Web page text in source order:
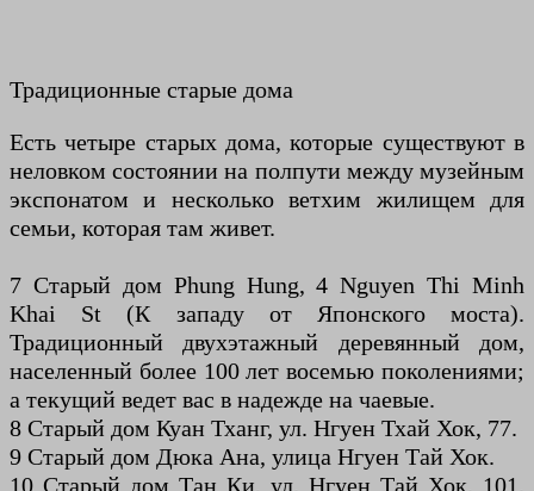
Традиционные старые дома
Есть четыре старых дома, которые существуют в
неловком состоянии на полпути между музейным
экспонатом и несколько ветхим жилищем для
семьи, которая там живет.
7 Старый дом Phung Hung, 4 Nguyen Thi Minh
Khai St (К западу от Японского моста).
Традиционный двухэтажный деревянный дом,
населенный более 100 лет восемью поколениями;
а текущий ведет вас в надежде на чаевые.
8 Старый дом Куан Тханг, ул. Нгуен Тхай Хок, 77.
9 Старый дом Дюка Ана, улица Нгуен Тай Хок.
10 Старый дом Тан Ки, ул. Нгуен Тай Хок, 101.